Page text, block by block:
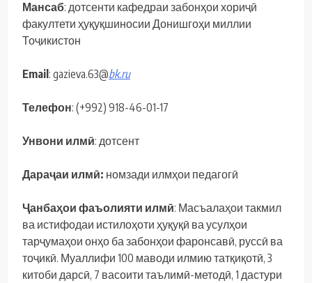
Мансаб: дотсенти кафедраи забонҳои хориҷӣ
факултети ҳуқуқшиносии Донишгоҳи миллии
Тоҷикистон
Email: gazieva.63@bk.ru
Телефон: (+992) 918-46-01-17
Унвони илмӣ: дотсент
Дараҷаи илмӣ: номзади илмҳои педагогӣ
Ҷанбаҳои фаъолияти илмӣ: Масъалаҳои такмил
ва истифодаи истилоҳоти ҳуқуқӣ ва усулҳои
тарҷумаҳои онҳо ба забонҳои фаронсавӣ, руссӣ ва
тоҷикӣ. Муаллифи 100 маводи илмию татқиқотӣ, 3
китоби дарсӣ, 7 васоити таълимӣ-методӣ, 1 дастури